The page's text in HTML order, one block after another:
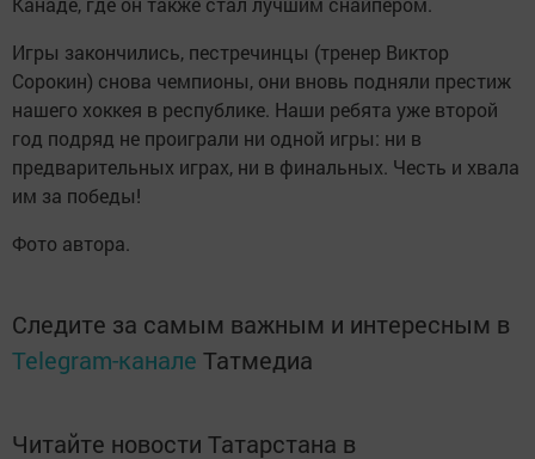
Игры закончились, пестречинцы (тренер Виктор
Сорокин) снова чемпионы, они вновь подняли престиж
нашего хоккея в республике. Наши ребята уже второй
год подряд не проиграли ни одной игры: ни в
предварительных играх, ни в финальных. Честь и хвала
им за победы!
Фото автора.
Следите за самым важным и интересным в
Telegram-канале Татмедиа
Читайте новости Татарстана в